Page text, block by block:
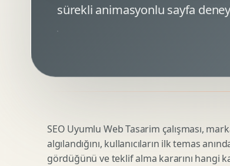
Minimal Logo Tasarimi
Premium Logo Tasarimi
Logo Revizyonu
Kurumsal Logo Yenileme
Google Ads Reklam
Remarketing Kreatifleri
sürekli animasyonlu sayfa
SEO Uyumlu Web Tasarim çalışması,
algılandığını, kullanıcıların ilk temas
gördüğünü ve teklif alma kararını hangi